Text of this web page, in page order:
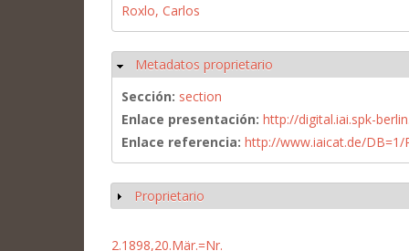
Roxlo, Carlos
Ocultar
Metadatos proprietario
Sección: section
Enlace presentación: http://digital.iai.spk-
Enlace referencia: http://www.iaicat.de/DB=1/
Mostrar
Proprietario
2.1898,20.Mär.=Nr.